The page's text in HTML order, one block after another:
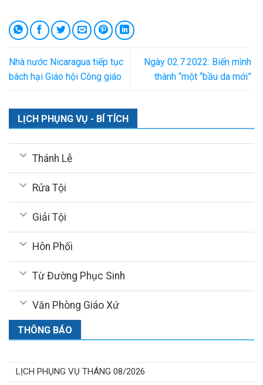
Nhà nước Nicaragua tiếp tục
bách hại Giáo hội Công giáo
Ngày 02.7.2022: Biến mình
thành “một “bầu da mới”
LỊCH PHỤNG VỤ - BÍ TÍCH
Thánh Lễ
Rửa Tội
Giải Tội
Hôn Phối
Từ Đường Phục Sinh
Văn Phòng Giáo Xứ
THÔNG BÁO
LỊCH PHỤNG VỤ THÁNG 08/2026